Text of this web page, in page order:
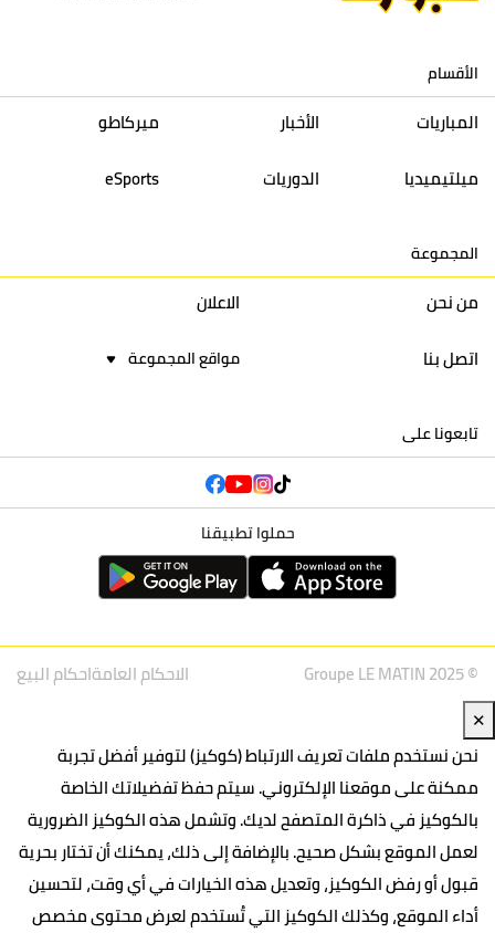
13 إتحاد تواركة 30
32
40
31
16 نادي أولمبيك آسفي 30
24
42
22
الأقسام
المباريات الأخبار
ميركاطو
ميلتيميديا
الدوريات eSports
المجموعة
من نحن
الاعلان
اتصل بنا
مواقع المجموعة
تابعونا على
حملوا تطبيقنا
© Groupe LE MATIN 2025 الاحكام العامةاحكام البيع
✕
نحن نستخدم ملفات تعريف الارتباط (كوكيز) لتوفير أفضل تجربة
ممكنة على موقعنا الإلكتروني. سيتم حفظ تفضيلاتك الخاصة
بالكوكيز في ذاكرة المتصفح لديك. وتشمل هذه الكوكيز الضرورية
لعمل الموقع بشكل صحيح. بالإضافة إلى ذلك، يمكنك أن تختار بحرية
قبول أو رفض الكوكيز، وتعديل هذه الخيارات في أي وقت، لتحسين
أداء الموقع، وكذلك الكوكيز التي تُستخدم لعرض محتوى مخصص